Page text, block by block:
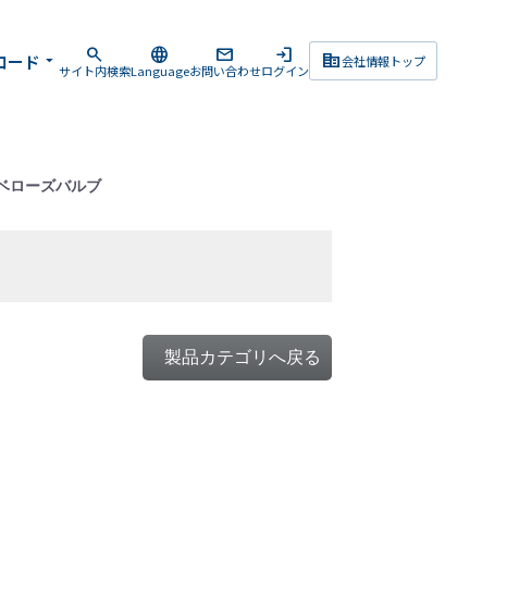
corporate_fare会社情報トップ
search
サイト内検索
language
Language
mail
お問い合わせ
login
ログイン
ード arrow_drop_down
ローズバルブ
製品カテゴリへ戻る